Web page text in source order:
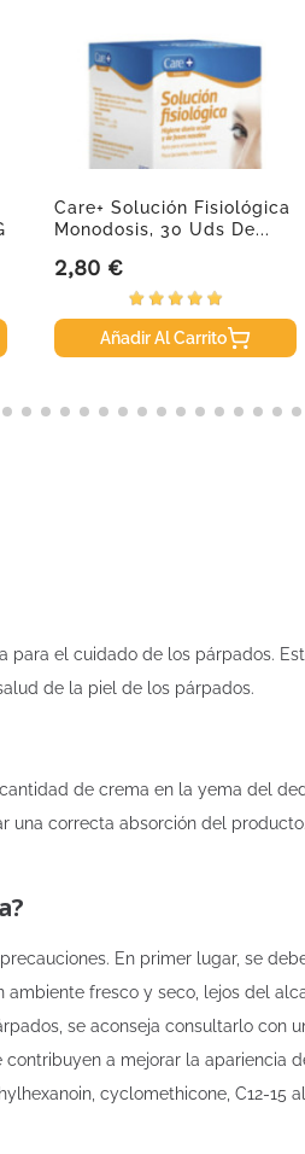
Care+ Solución Fisiológica
Monodosis, 30 Uds De...
Precio
2,80 €
Añadir Al Carrito
para el cuidado de los párpados.
de la piel de los párpados.
de crema en la yema del
una correcta absorción del
En primer lugar, se
fresco y seco, lejos del
se aconseja consultarlo con
a mejorar la apariencia
cyclomethicone, C12-